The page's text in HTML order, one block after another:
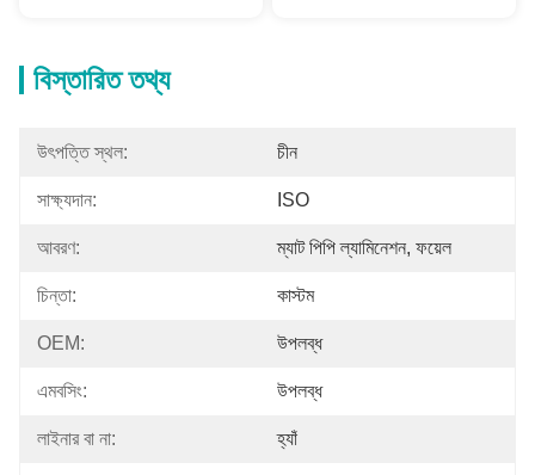
বিস্তারিত তথ্য
উৎপত্তি স্থল: চীন
সাক্ষ্যদান: ISO
আবরণ: ম্যাট পিপি ল্যামিনেশন, ফয়েল
চিন্তা: কাস্টম
OEM: উপলব্ধ
এমবসিং: উপলব্ধ
লাইনার বা না: হ্যাঁ